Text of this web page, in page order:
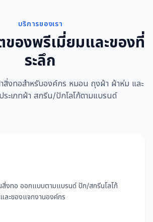
บริการของเรา
ของพรีเมี่ยมและของที่
ระลึก
สิ่งทอสำหรับองค์กร หมอน ถุงผ้า ผ้าห่ม และ
ระเภทผ้า สกรีน/ปักโลโก้ตามแบรนด์
งทอ ออกแบบตามแบรนด์ ปัก/สกรีนโลโก้
ละของแจกงานองค์กร